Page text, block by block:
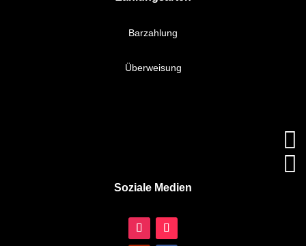
Barzahlung
Überweisung
Soziale Medien

